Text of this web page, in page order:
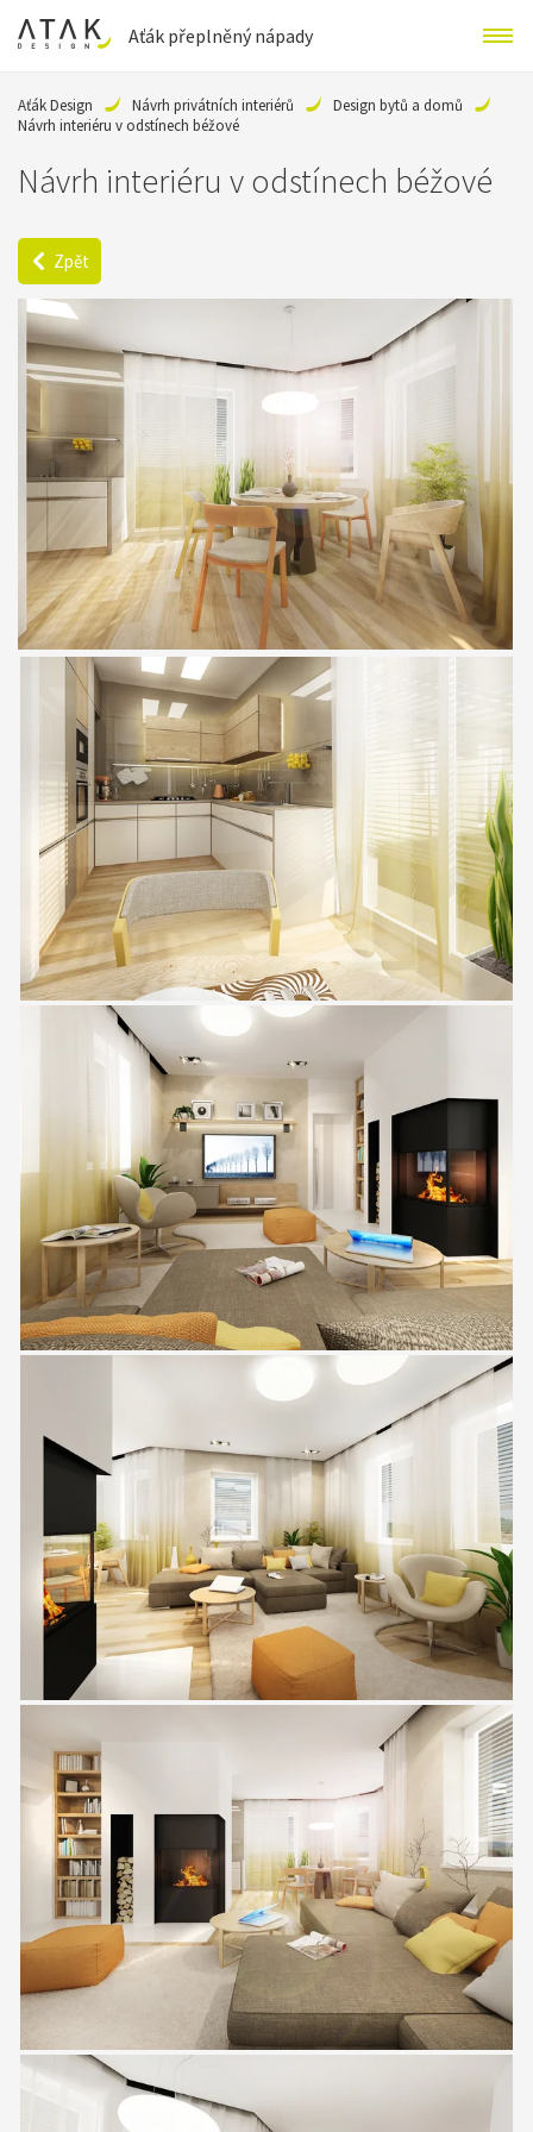
Aťák přeplněný nápady
Aťák Design Návrh privátních interiérů
Design bytů a domů
Návrh interiéru v odstínech béžové
Návrh interiéru v odstínech béžové
Zpět